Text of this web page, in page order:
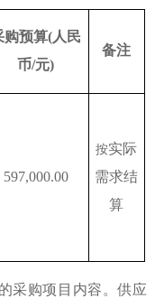
购预算(人民
币/元)
备注
597,000.00
按实际
需求结
算
采购项目内容。供应